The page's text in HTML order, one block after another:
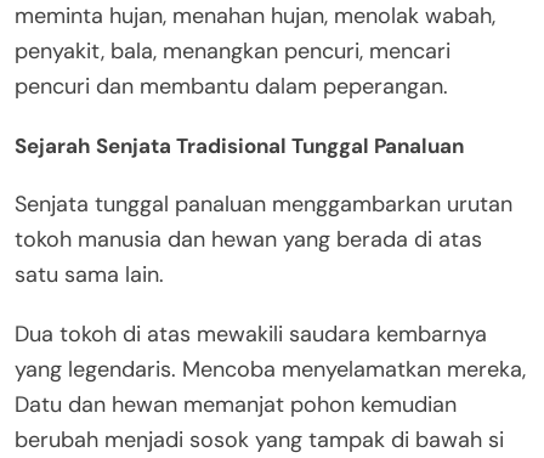
meminta hujan, menahan hujan, menolak wabah,
penyakit, bala, menangkan pencuri, mencari
pencuri dan membantu dalam peperangan.
Sejarah Senjata Tradisional Tunggal Panaluan
Senjata tunggal panaluan menggambarkan urutan
tokoh manusia dan hewan yang berada di atas
satu sama lain.
Dua tokoh di atas mewakili saudara kembarnya
yang legendaris. Mencoba menyelamatkan mereka,
Datu dan hewan memanjat pohon kemudian
berubah menjadi sosok yang tampak di bawah si